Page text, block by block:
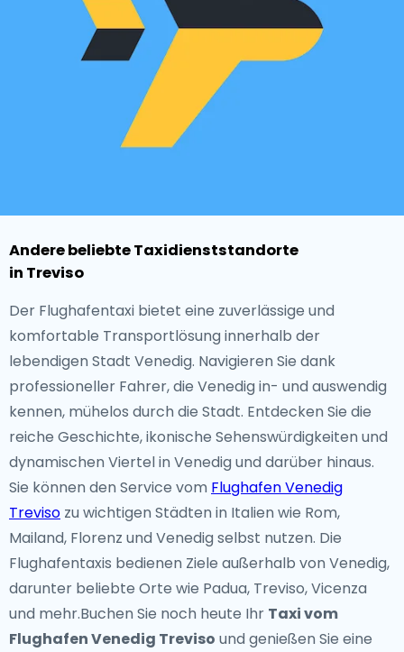
Andere beliebte Taxidienststandorte
in Treviso
Der Flughafentaxi bietet eine zuverlässige und
komfortable Transportlösung innerhalb der
lebendigen Stadt Venedig. Navigieren Sie dank
professioneller Fahrer, die Venedig in- und auswendig
kennen, mühelos durch die Stadt. Entdecken Sie die
reiche Geschichte, ikonische Sehenswürdigkeiten und
dynamischen Viertel in Venedig und darüber hinaus.
Sie können den Service vom Flughafen Venedig
Treviso zu wichtigen Städten in Italien wie Rom,
Mailand, Florenz und Venedig selbst nutzen. Die
Flughafentaxis bedienen Ziele außerhalb von Venedig,
darunter beliebte Orte wie Padua, Treviso, Vicenza
und mehr.Buchen Sie noch heute Ihr Taxi vom
Flughafen Venedig Treviso und genießen Sie eine